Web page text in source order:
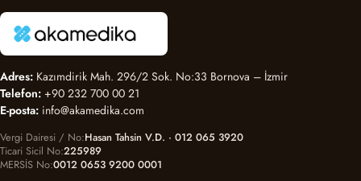
Adres: Kazımdirik Mah. 296/2 Sok. No:33 Bornova – İzmir
Telefon: +90 232 700 00 21
E-posta: info@akamedika.com
Vergi Dairesi / No Hasan Tahsin V.D. · 012 065 3920
Ticari Sicil No 225989
MERSİS No 0012 0653 9200 0001